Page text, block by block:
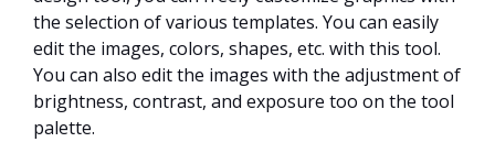
the selection of various templates. You can easily
edit the images, colors, shapes, etc. with this tool.
You can also edit the images with the adjustment of
brightness, contrast, and exposure too on the tool
palette.